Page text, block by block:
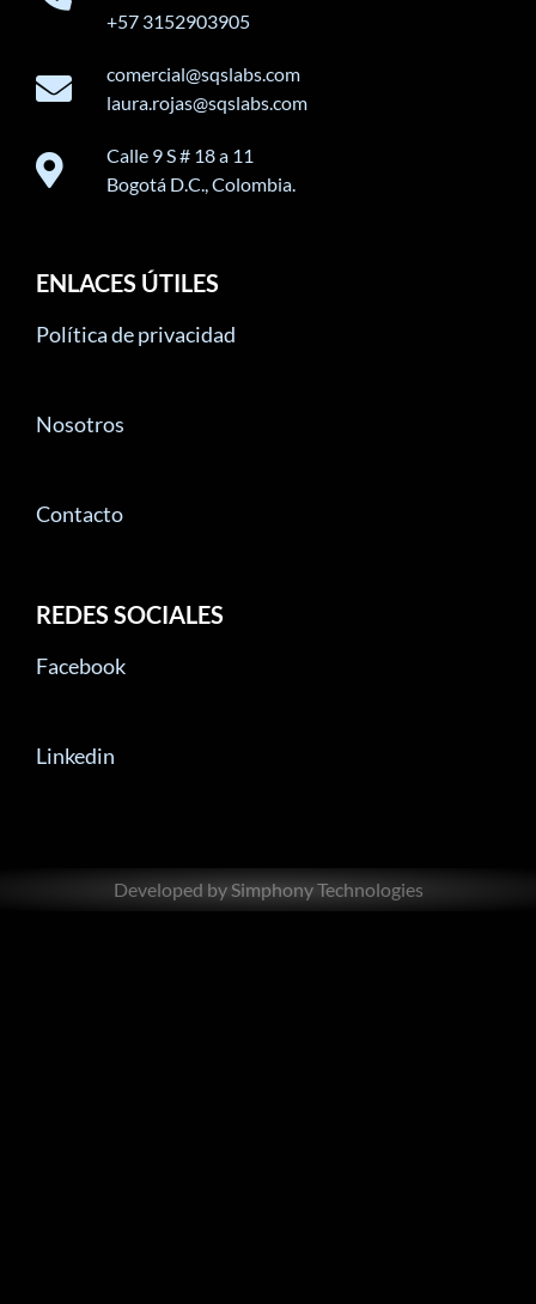
+57 3152903905
comercial@sqslabs.com
laura.rojas@sqslabs.com
Calle 9 S # 18 a 11
Bogotá D.C., Colombia.
ENLACES ÚTILES
Política de privacidad
Nosotros
Contacto
REDES SOCIALES
Facebook
Linkedin
Developed by Simphony Technologies